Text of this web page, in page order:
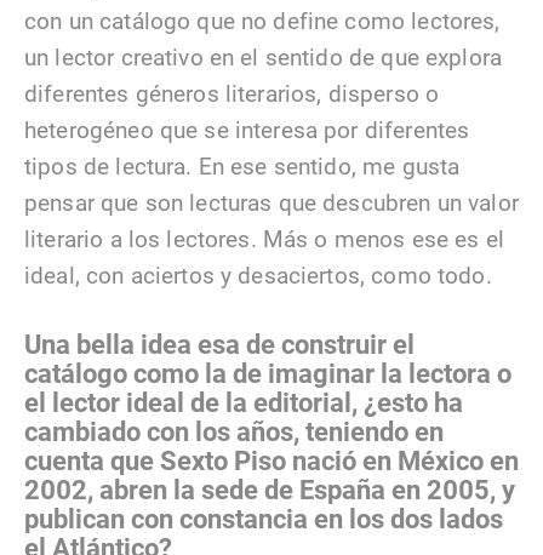
con un catálogo que no define como lectores,
un lector creativo en el sentido de que explora
diferentes géneros literarios, disperso o
heterogéneo que se interesa por diferentes
tipos de lectura. En ese sentido, me gusta
pensar que son lecturas que descubren un valor
literario a los lectores. Más o menos ese es el
ideal, con aciertos y desaciertos, como todo.
Una bella idea esa de construir el
catálogo como la de imaginar la lectora o
el lector ideal de la editorial, ¿esto ha
cambiado con los años, teniendo en
cuenta que Sexto Piso nació en México en
2002, abren la sede de España en 2005, y
publican con constancia en los dos lados
el Atlántico?